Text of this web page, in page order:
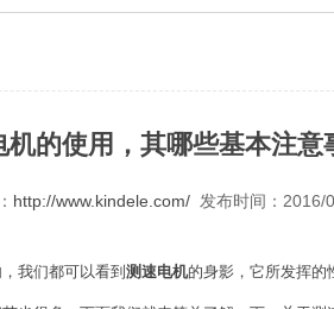
机的使用，其哪些基本注意
http://www.kindele.com/发布时间：2016/
我们都可以看到 测速电机的身影，它所发挥的